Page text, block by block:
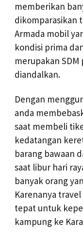
memberikan
dikomparasikan
Armada mobil
kondisi prima
merupakan
diandalkan.
Dengan
anda
saat membeli
kedatangan
barang bawaan
saat libur hari
banyak orang
Karenanya
tepat untuk
kampung ke